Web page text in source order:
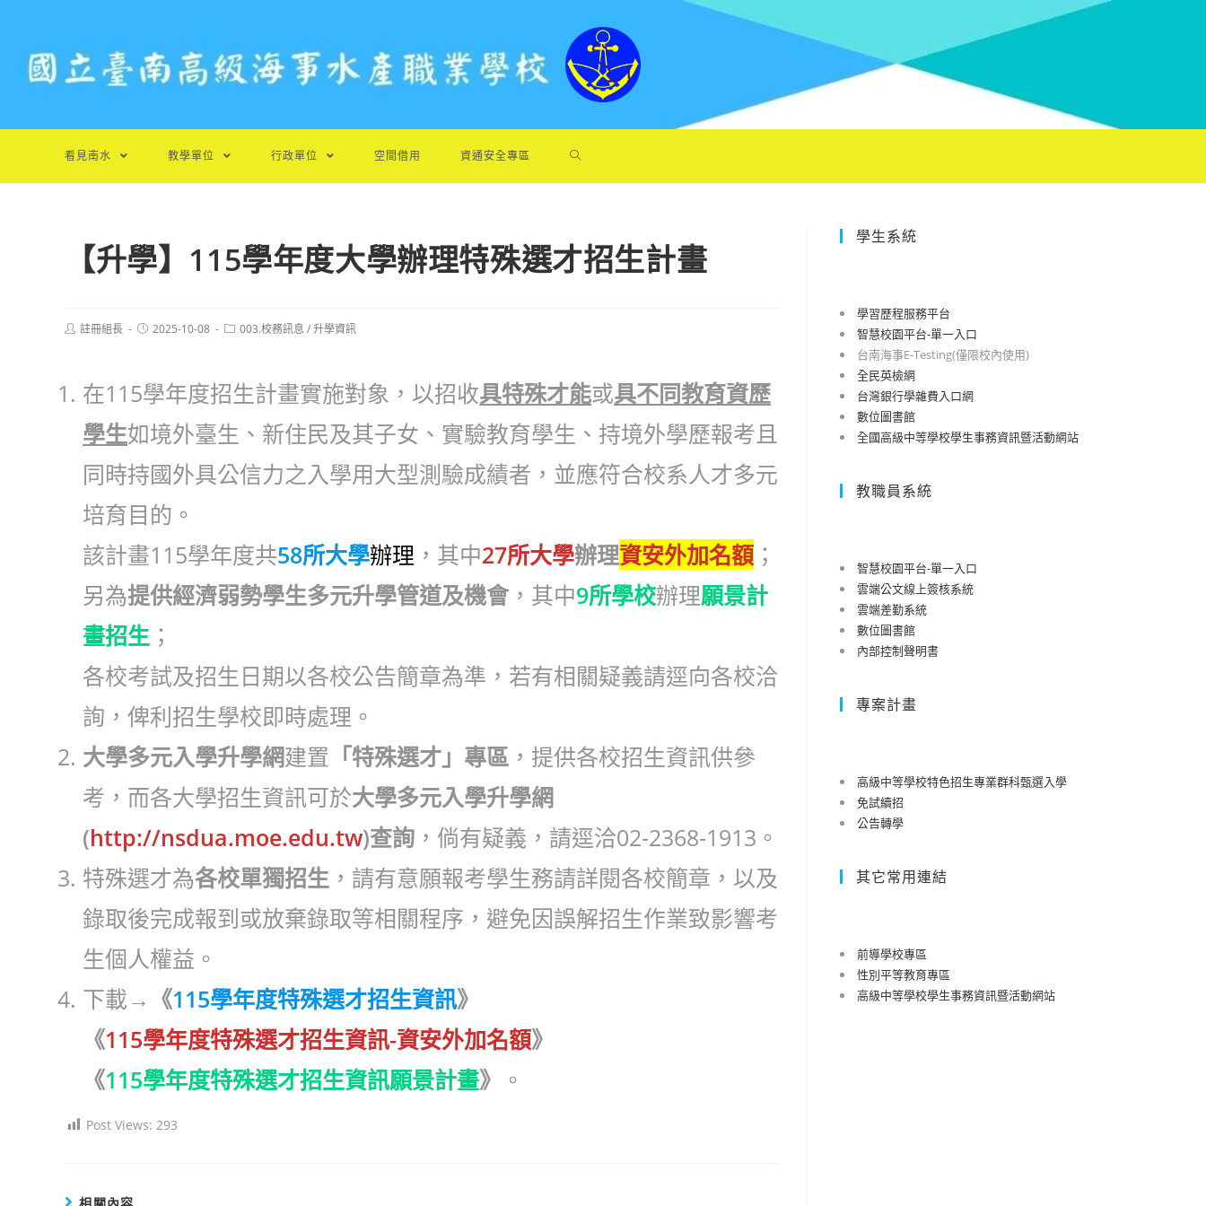
看見南水 教學單位 行政單位 空間借用 資通安全專區
【升學】115學年度大學辦理特殊選才招生計畫
Post註冊組長
Post2025-10-08
Post003.校務訊息 /升學資訊
在115學年度招生計畫實施對象，以招收具特殊才能或具不同教育資歷
學生如境外臺生、新住民及其子女、實驗教育學生、持境外學歷報考且
同時持國外具公信力之入學用大型測驗成績者，並應符合校系人才多元
培育目的。
該計畫115學年度共58所大學辦理 ，其中27所大學辦理資安外加名額 ；
另為提供經濟弱勢學生多元升學管道及機會，其中9所學校辦理願景計
畫招生 ；
各校考試及招生日期以各校公告簡章為準，若有相關疑義請逕向各校洽
詢，俾利招生學校即時處理。
大學多元入學升學網建置 「特殊選才」專區 ，提供各校招生資訊供參
考，而各大學招生資訊可於大學多元入學升學網
(http://nsdua.moe.edu.tw)查詢 ，倘有疑義，請逕洽02-2368-1913。
特殊選才為各校單獨招生 ，請有意願報考學生務請詳閱各校簡章，以及
錄取後完成報到或放棄錄取等相關程序，避免因誤解招生作業致影響考
生個人權益。
下載→ 《115學年度特殊選才招生資訊》
《115學年度特殊選才招生資訊-資安外加名額》
《115學年度特殊選才招生資訊願景計畫》 。
Post Views: 293
學生系統
學習歷程服務平台
智慧校園平台-單一入口
台南海事E-Testing(僅限校內使用)
全民英檢網
台灣銀行學雜費入口網
數位圖書館
全國高級中等學校學生事務資訊暨活動網站
教職員系統
智慧校園平台-單一入口
雲端公文線上簽核系統
雲端差勤系統
數位圖書館
內部控制聲明書
專案計畫
高級中等學校特色招生專業群科甄選入學
免試續招
公告轉學
其它常用連結
前導學校專區
性別平等教育專區
高級中等學校學生事務資訊暨活動網站